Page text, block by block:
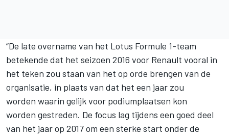
“De late overname van het Lotus Formule 1-team
betekende dat het seizoen 2016 voor Renault vooral in
het teken zou staan van het op orde brengen van de
organisatie, in plaats van dat het een jaar zou
worden waarin gelijk voor podiumplaatsen kon
worden gestreden. De focus lag tijdens een goed deel
van het jaar op 2017 om een sterke start onder de